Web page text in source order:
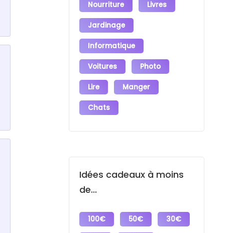
Nourriture Livres
Jardinage
Informatique
Voitures Photo
Lire Manger
Chats
Idées cadeaux à moins
de...
100€ 50€ 30€